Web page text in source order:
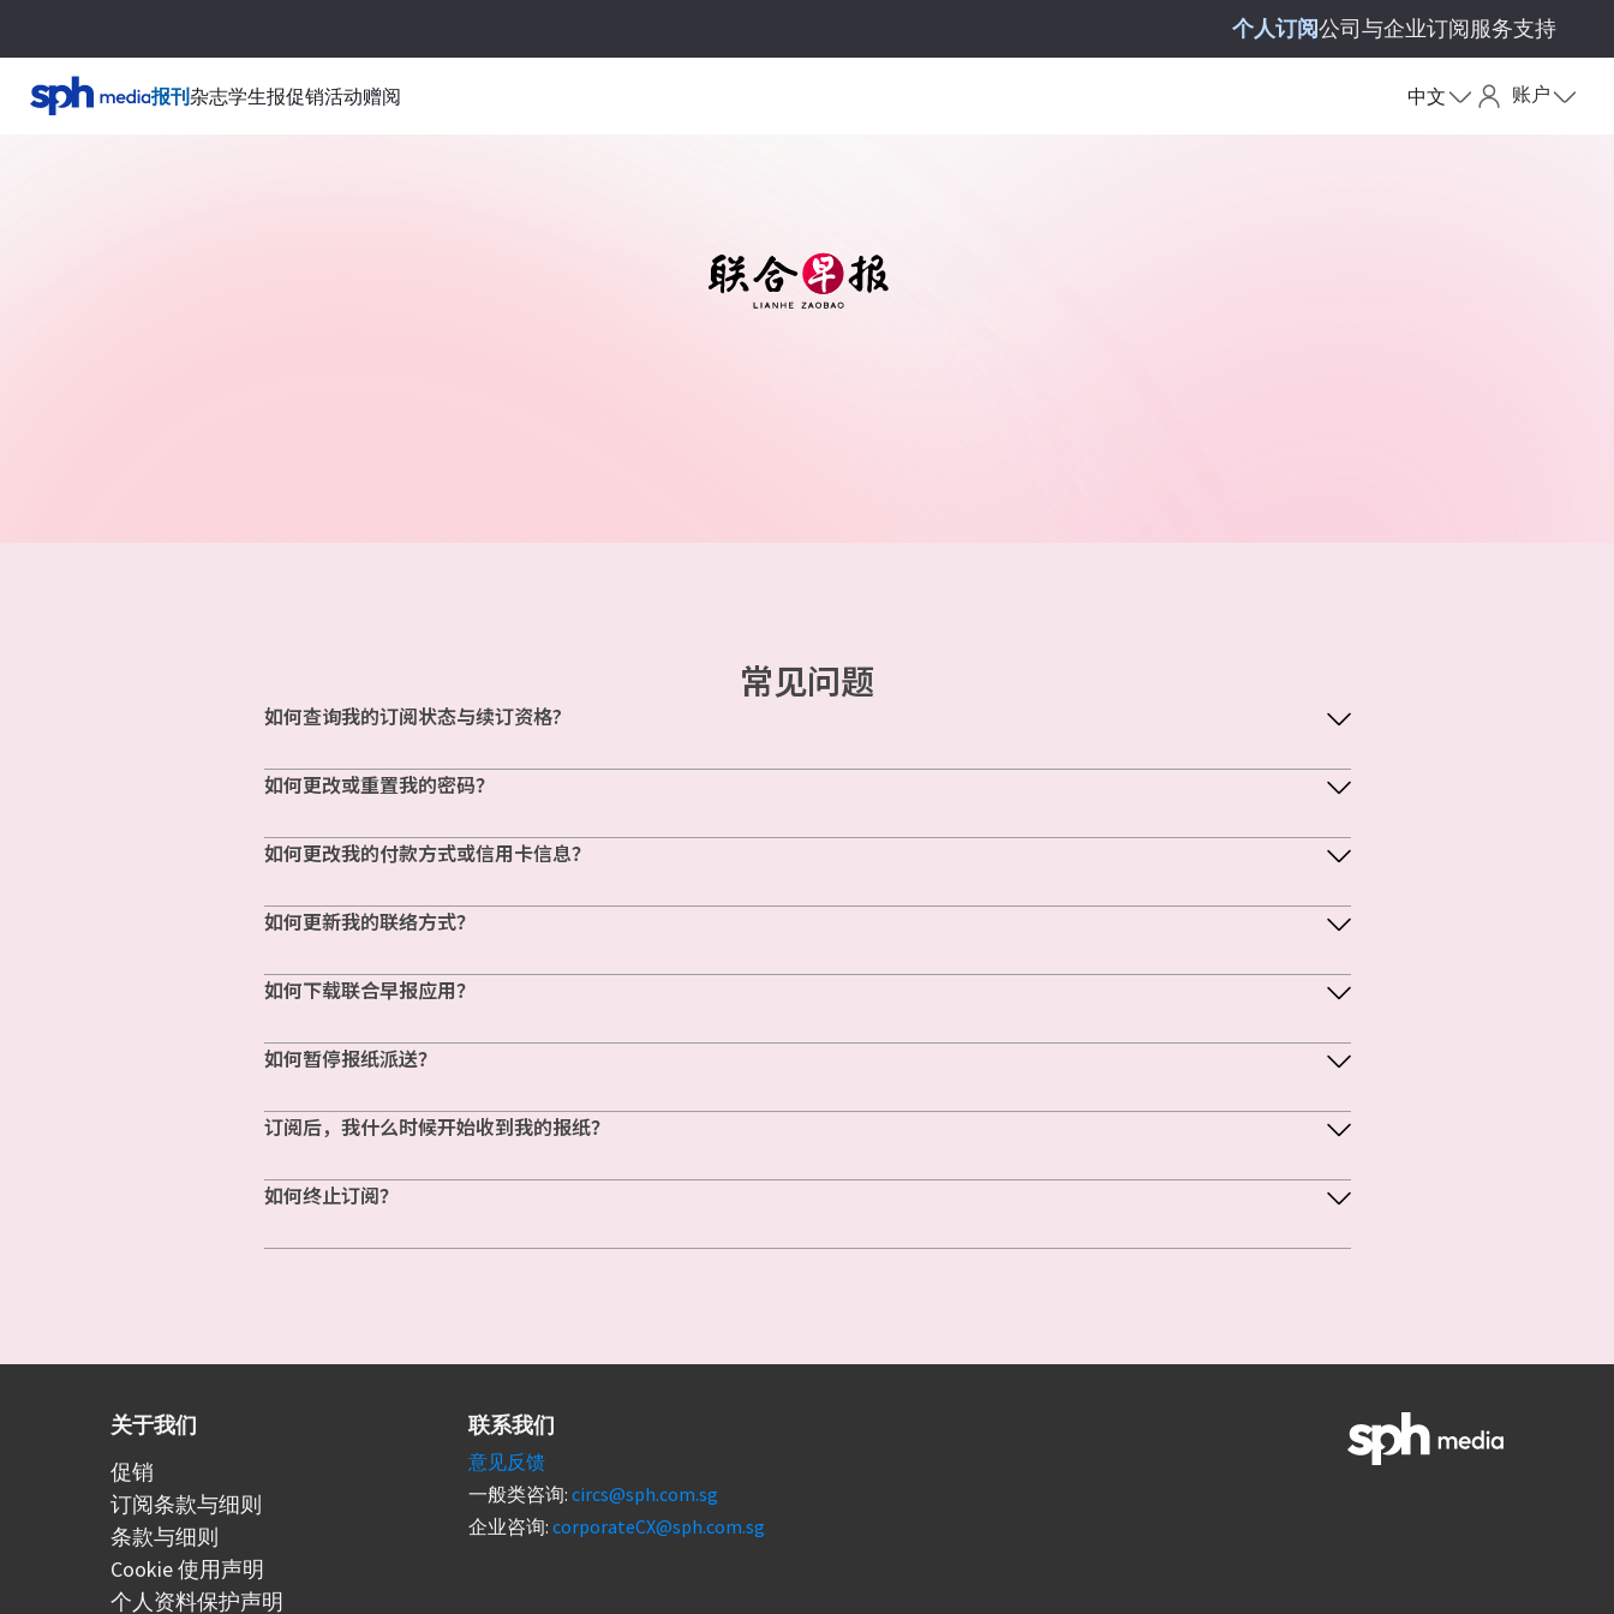
个人订阅公司与企业订阅服务支持
报刊杂志学生报促销活动赠阅 中文 账户
常见问题
如何查询我的订阅状态与续订资格?
如何更改或重置我的密码？
如何更改我的付款方式或信用卡信息？
如何更新我的联络方式？
如何下载联合早报应用？
如何暂停报纸派送？
订阅后，我什么时候开始收到我的报纸？
如何终止订阅？
关于我们
促销
订阅条款与细则
条款与细则
Cookie 使用声明
个人资料保护声明
联系我们
意见反馈
一般类咨询: circs@sph.com.sg
企业咨询: corporateCX@sph.com.sg